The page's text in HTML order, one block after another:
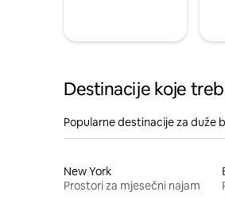
Destinacije koje
Popularne destinacije za duže
New York
Prostori za mjesečni najam